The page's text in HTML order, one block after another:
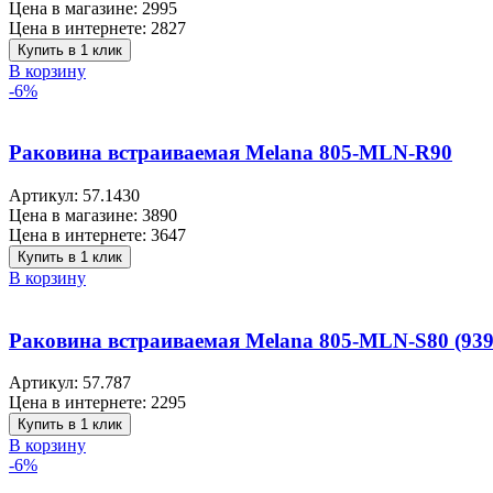
Цена в магазине: 2995
Цена в интернете: 2827
Купить в 1 клик
В корзину
-6%
Раковина встраиваемая Melana 805-MLN-R90
Артикул: 57.1430
Цена в магазине: 3890
Цена в интернете: 3647
Купить в 1 клик
В корзину
Раковина встраиваемая Melana 805-MLN-S80
Артикул: 57.787
Цена в интернете: 2295
Купить в 1 клик
В корзину
-6%